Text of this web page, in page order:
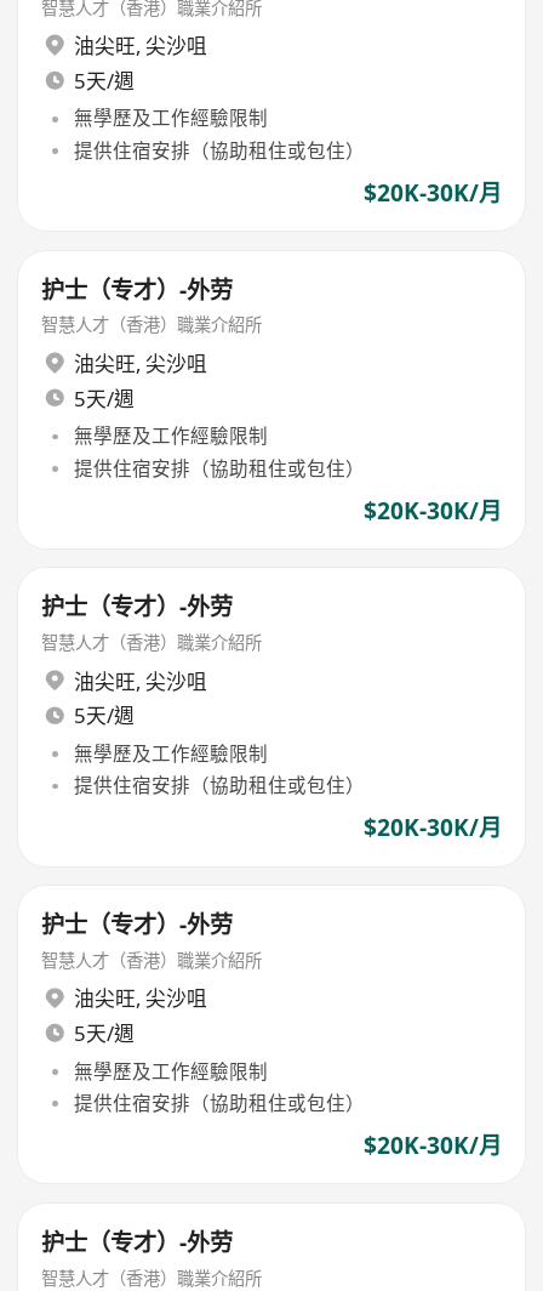
智慧人才（香港）職業介紹所
油尖旺, 尖沙咀
5天/週
無學歷及工作經驗限制
提供住宿安排（協助租住或包住）
$20K-30K/月
护士（专才）-外劳
智慧人才（香港）職業介紹所
油尖旺, 尖沙咀
5天/週
無學歷及工作經驗限制
提供住宿安排（協助租住或包住）
$20K-30K/月
护士（专才）-外劳
智慧人才（香港）職業介紹所
油尖旺, 尖沙咀
5天/週
無學歷及工作經驗限制
提供住宿安排（協助租住或包住）
$20K-30K/月
护士（专才）-外劳
智慧人才（香港）職業介紹所
油尖旺, 尖沙咀
5天/週
無學歷及工作經驗限制
提供住宿安排（協助租住或包住）
$20K-30K/月
护士（专才）-外劳
智慧人才（香港）職業介紹所